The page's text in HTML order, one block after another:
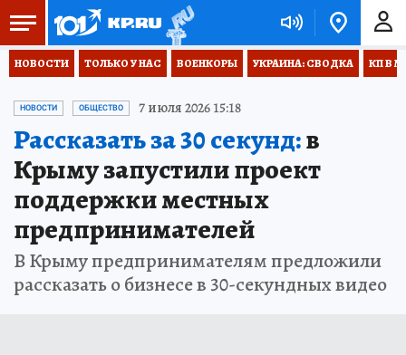
НОВОСТИ ТОЛЬКО У НАС ВОЕНКОРЫ УКРАИНА: СВОДКА КП В
НОВОСТИ ОБЩЕСТВО 7 июля 2026 15:18
Рассказать за 30 секунд:в
Крыму запустили проект
поддержки местных
предпринимателей
В Крыму предпринимателям предложили
рассказать о бизнесе в 30-секундных видео